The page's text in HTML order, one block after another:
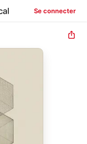
Se connecter